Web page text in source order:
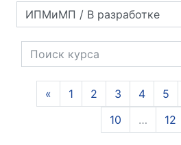
Поиск курса
« Предыдущая страница
1 2 3 4 5
10
… 12